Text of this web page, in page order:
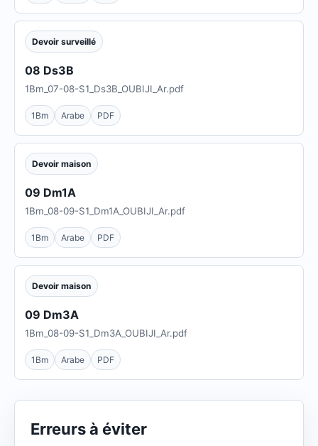
Devoir surveillé
08 Ds3B
1Bm_07-08-S1_Ds3B_OUBIJI_Ar.pdf
1Bm Arabe PDF
Devoir maison
09 Dm1A
1Bm_08-09-S1_Dm1A_OUBIJI_Ar.pdf
1Bm Arabe PDF
Devoir maison
09 Dm3A
1Bm_08-09-S1_Dm3A_OUBIJI_Ar.pdf
1Bm Arabe PDF
Erreurs à éviter